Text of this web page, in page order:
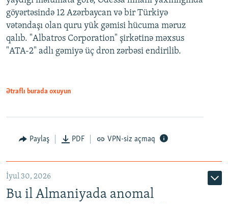
göyərtəsində 12 Azərbaycan və bir Türkiyə
vətəndaşı olan quru yük gəmisi hücuma məruz
qalıb. "Albatros Corporation" şirkətinə məxsus
"ATA-2" adlı gəmiyə üç dron zərbəsi endirilib.
Ətraflı burada oxuyun
Paylaş PDF VPN-siz açmaq
İyul 30, 2026
Bu il Almaniyada anomal